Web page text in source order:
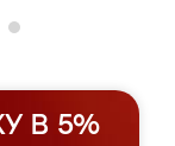
В 5%